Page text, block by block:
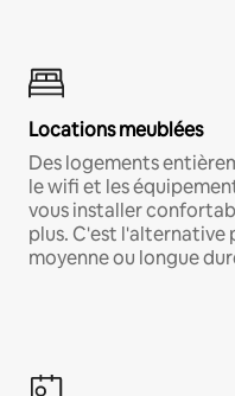
Locations meublées
Des logements
le wifi et les
vous installer
plus. C'est
moyenne ou longue